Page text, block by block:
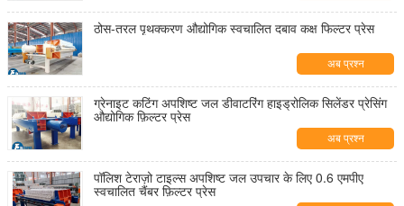
ठोस-तरल पृथक्करण औद्योगिक स्वचालित दबाव कक्ष फिल्टर प्रेस
अब प्रश्न
ग्रेनाइट कटिंग अपशिष्ट जल डीवाटरिंग हाइड्रोलिक सिलेंडर प्रेसिंग
औद्योगिक फ़िल्टर प्रेस
अब प्रश्न
पॉलिश टेराज़ो टाइल्स अपशिष्ट जल उपचार के लिए 0.6 एमपीए
स्वचालित चैंबर फ़िल्टर प्रेस